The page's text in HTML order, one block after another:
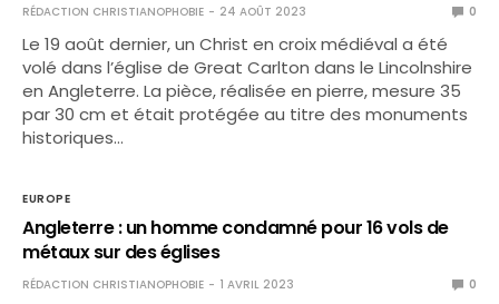
RÉDACTION CHRISTIANOPHOBIE 24 AOÛT 2023 0
Le 19 août dernier, un Christ en croix médiéval a été
volé dans l’église de Great Carlton dans le Lincolnshire
en Angleterre. La pièce, réalisée en pierre, mesure 35
par 30 cm et était protégée au titre des monuments
historiques…
EUROPE
Angleterre : un homme condamné pour 16 vols de
métaux sur des églises
RÉDACTION CHRISTIANOPHOBIE 1 AVRIL 2023 0